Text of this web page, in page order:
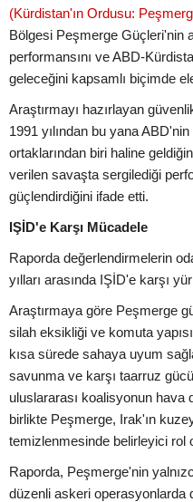
(Kürdistan'ın Ordusu:
Bölgesi Peşmerge Güçleri'nin
performansını ve ABD-
geleceğini kapsamlı biçimde
Araştırmayı hazırlayan
1991 yılından bu yana
ortaklarından biri haline
verilen savaşta sergilediği
güçlendirdiğini ifade etti.
IŞİD'e Karşı Mücadele
Raporda değerlendirmelerin
yılları arasında IŞİD'e karşı
Araştırmaya göre Peşmerge
silah eksikliği ve komuta
kısa sürede sahaya uyum
savunma ve karşı taarruz
uluslararası koalisyonun hava
birlikte Peşmerge, Irak'ın
temizlenmesinde belirleyici rol
Raporda, Peşmerge'nin
düzenli askeri operasyonlarda